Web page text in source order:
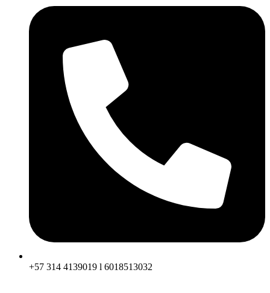
+57 314 4139019 l 6018513032